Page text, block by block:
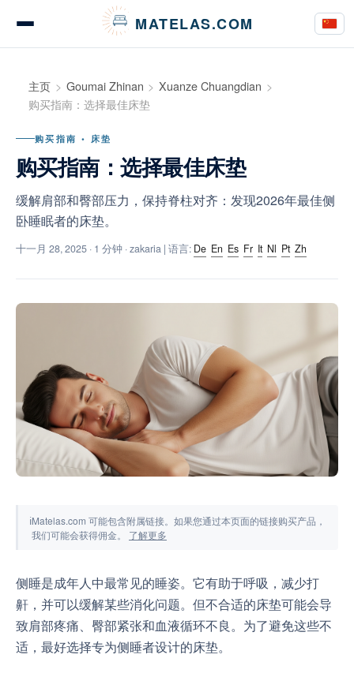
MATELAS.COM
床垫测评与意见
床上用品测评
购买指南
工具与模拟器
主页 Goumai Zhinan
Xuanze Chuangdian
购买指南：选择最佳床垫
购买指南 • 床垫
购买指南：选择最佳床垫
缓解肩部和臀部压力，保持脊柱对齐：发现2026年最佳侧
卧睡眠者的床垫。
十一月 28, 2025 · 1 分钟 · zakaria | 语言: De En Es Fr It Nl Pt Zh
ℹMatelas.com 可能包含附属链接。如果您通过本页面的链接购买产品，
我们可能会获得佣金。 了解更多
侧睡是成年人中最常见的睡姿。它有助于呼吸，减少打
鼾，并可以缓解某些消化问题。但不合适的床垫可能会导
致肩部疼痛、臀部紧张和血液循环不良。为了避免这些不
适，最好选择专为侧睡者设计的床垫。